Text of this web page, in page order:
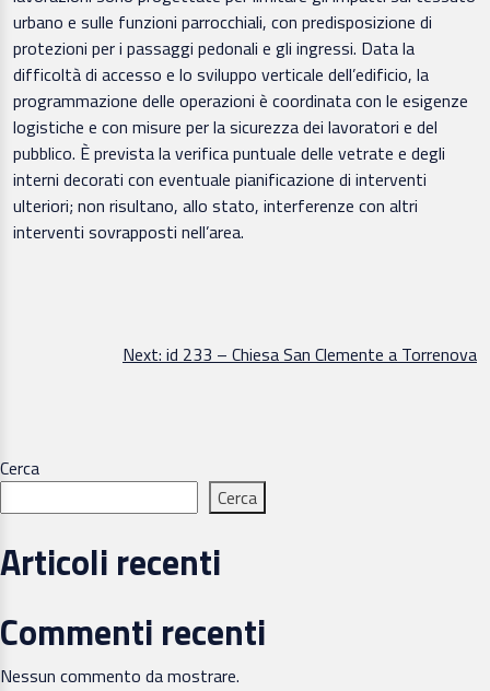
urbano e sulle funzioni parrocchiali, con predisposizione di
protezioni per i passaggi pedonali e gli ingressi. Data la
difficoltà di accesso e lo sviluppo verticale dell’edificio, la
programmazione delle operazioni è coordinata con le esigenze
logistiche e con misure per la sicurezza dei lavoratori e del
pubblico. È prevista la verifica puntuale delle vetrate e degli
interni decorati con eventuale pianificazione di interventi
ulteriori; non risultano, allo stato, interferenze con altri
interventi sovrapposti nell’area.
Navigazione
Next: id 233 – Chiesa San Clemente a Torrenova
Cerca
Cerca
Articoli recenti
Commenti recenti
Nessun commento da mostrare.